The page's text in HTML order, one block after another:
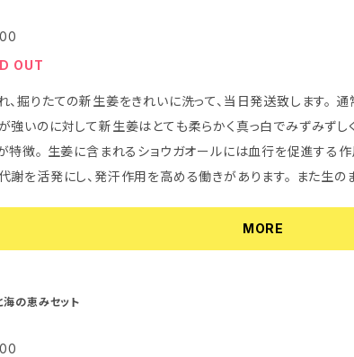
OUT
、掘りたての新生姜をきれいに洗って、当日発送致します。
強いのに対して新生姜はとても柔らかく真っ白でみずみず
は血行を促進する作用や、 体を温める働きがあるほか、
謝を活発にし、発汗作用を高める働きがあります。 また生の
ロールという成分が加熱する事で ショウガオールに変化するか
であれば生姜湯や味噌汁、新生姜ごはんなど 加熱する料理
MORE
海の恵みセット